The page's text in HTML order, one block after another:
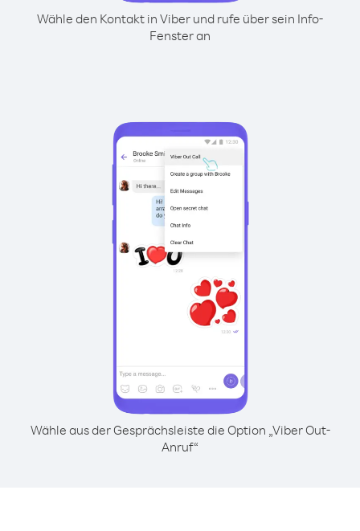
Wähle den Kontakt in Viber und rufe über sein Info-
Fenster an
Wähle aus der Gesprächsleiste die Option „Viber Out-
Anruf“